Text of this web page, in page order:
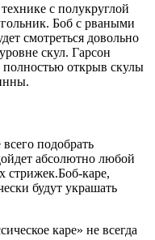
с полукруглой
Боб с рваными
смотреться довольно
скул. Гарсон
открыв скулы
подобрать
абсолютно любой
стрижек.Боб-каре,
будут украшать
каре» не всегда